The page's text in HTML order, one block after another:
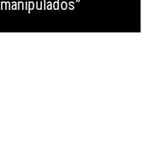
manipulados”